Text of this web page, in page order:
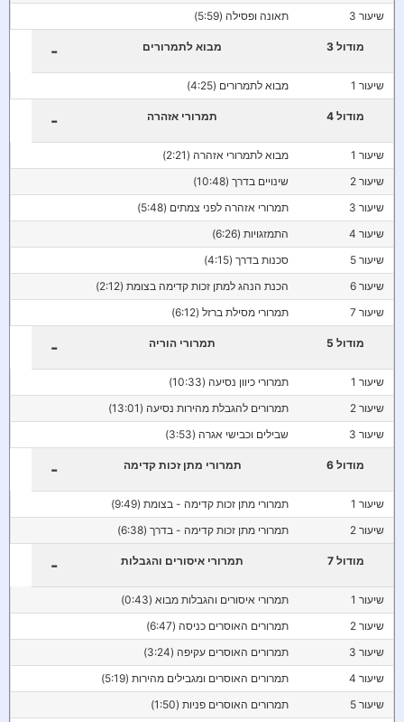
שיעור 3
תאונה ופסילה (5:59)
מודול 3 מבוא לתמרורים -
שיעור 1 מבוא לתמרורים (4:25)
מודול 4 תמרורי אזהרה -
שיעור 1
מבוא לתמרורי אזהרה (2:21)
שיעור 2
שינויים בדרך (10:48)
שיעור 3
תמרורי אזהרה לפני צמתים (5:48)
שיעור 4
התמזגויות (6:26)
שיעור 5
סכנות בדרך (4:15)
שיעור 6
הכנת הנהג למתן זכות קדימה בצומת (2:12)
שיעור 7
תמרורי מסילת ברזל (6:12)
מודול 5 תמרורי הוריה -
שיעור 1
תמרורי כיוון נסיעה (10:33)
שיעור 2
תמרורים להגבלת מהירות נסיעה (13:01)
שיעור 3
שבילים וכבישי אגרה (3:53)
מודול 6 תמרורי מתן זכות קדימה -
שיעור 1
תמרורי מתן זכות קדימה - בצומת (9:49)
שיעור 2
תמרורי מתן זכות קדימה - בדרך (6:38)
מודול 7 תמרורי איסורים והגבלות -
שיעור 1
תמרורי איסורים והגבלות מבוא (0:43)
שיעור 2
תמרורים האוסרים כניסה (6:47)
שיעור 3
תמרורים האוסרים עקיפה (3:24)
שיעור 4
תמרורים האוסרים ומגבילים מהירות (5:19)
שיעור 5
תמרורים האוסרים פניות (1:50)